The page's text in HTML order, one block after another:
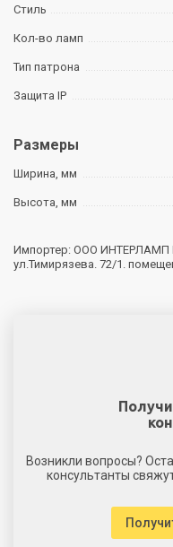
Стиль
Кол-во ламп
Тип патрона
Защита IP
Размеры
Ширина, мм
Высота, мм
Импортер: ООО ИНТЕРЛАМП
ул.Тимирязева. 72/1.
Возникли вопросы?
консультанты